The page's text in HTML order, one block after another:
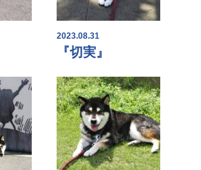
2023.08.31
『切実』